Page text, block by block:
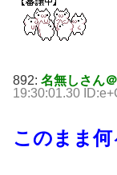
892: 名無しさん
19:30:01.30
このまま